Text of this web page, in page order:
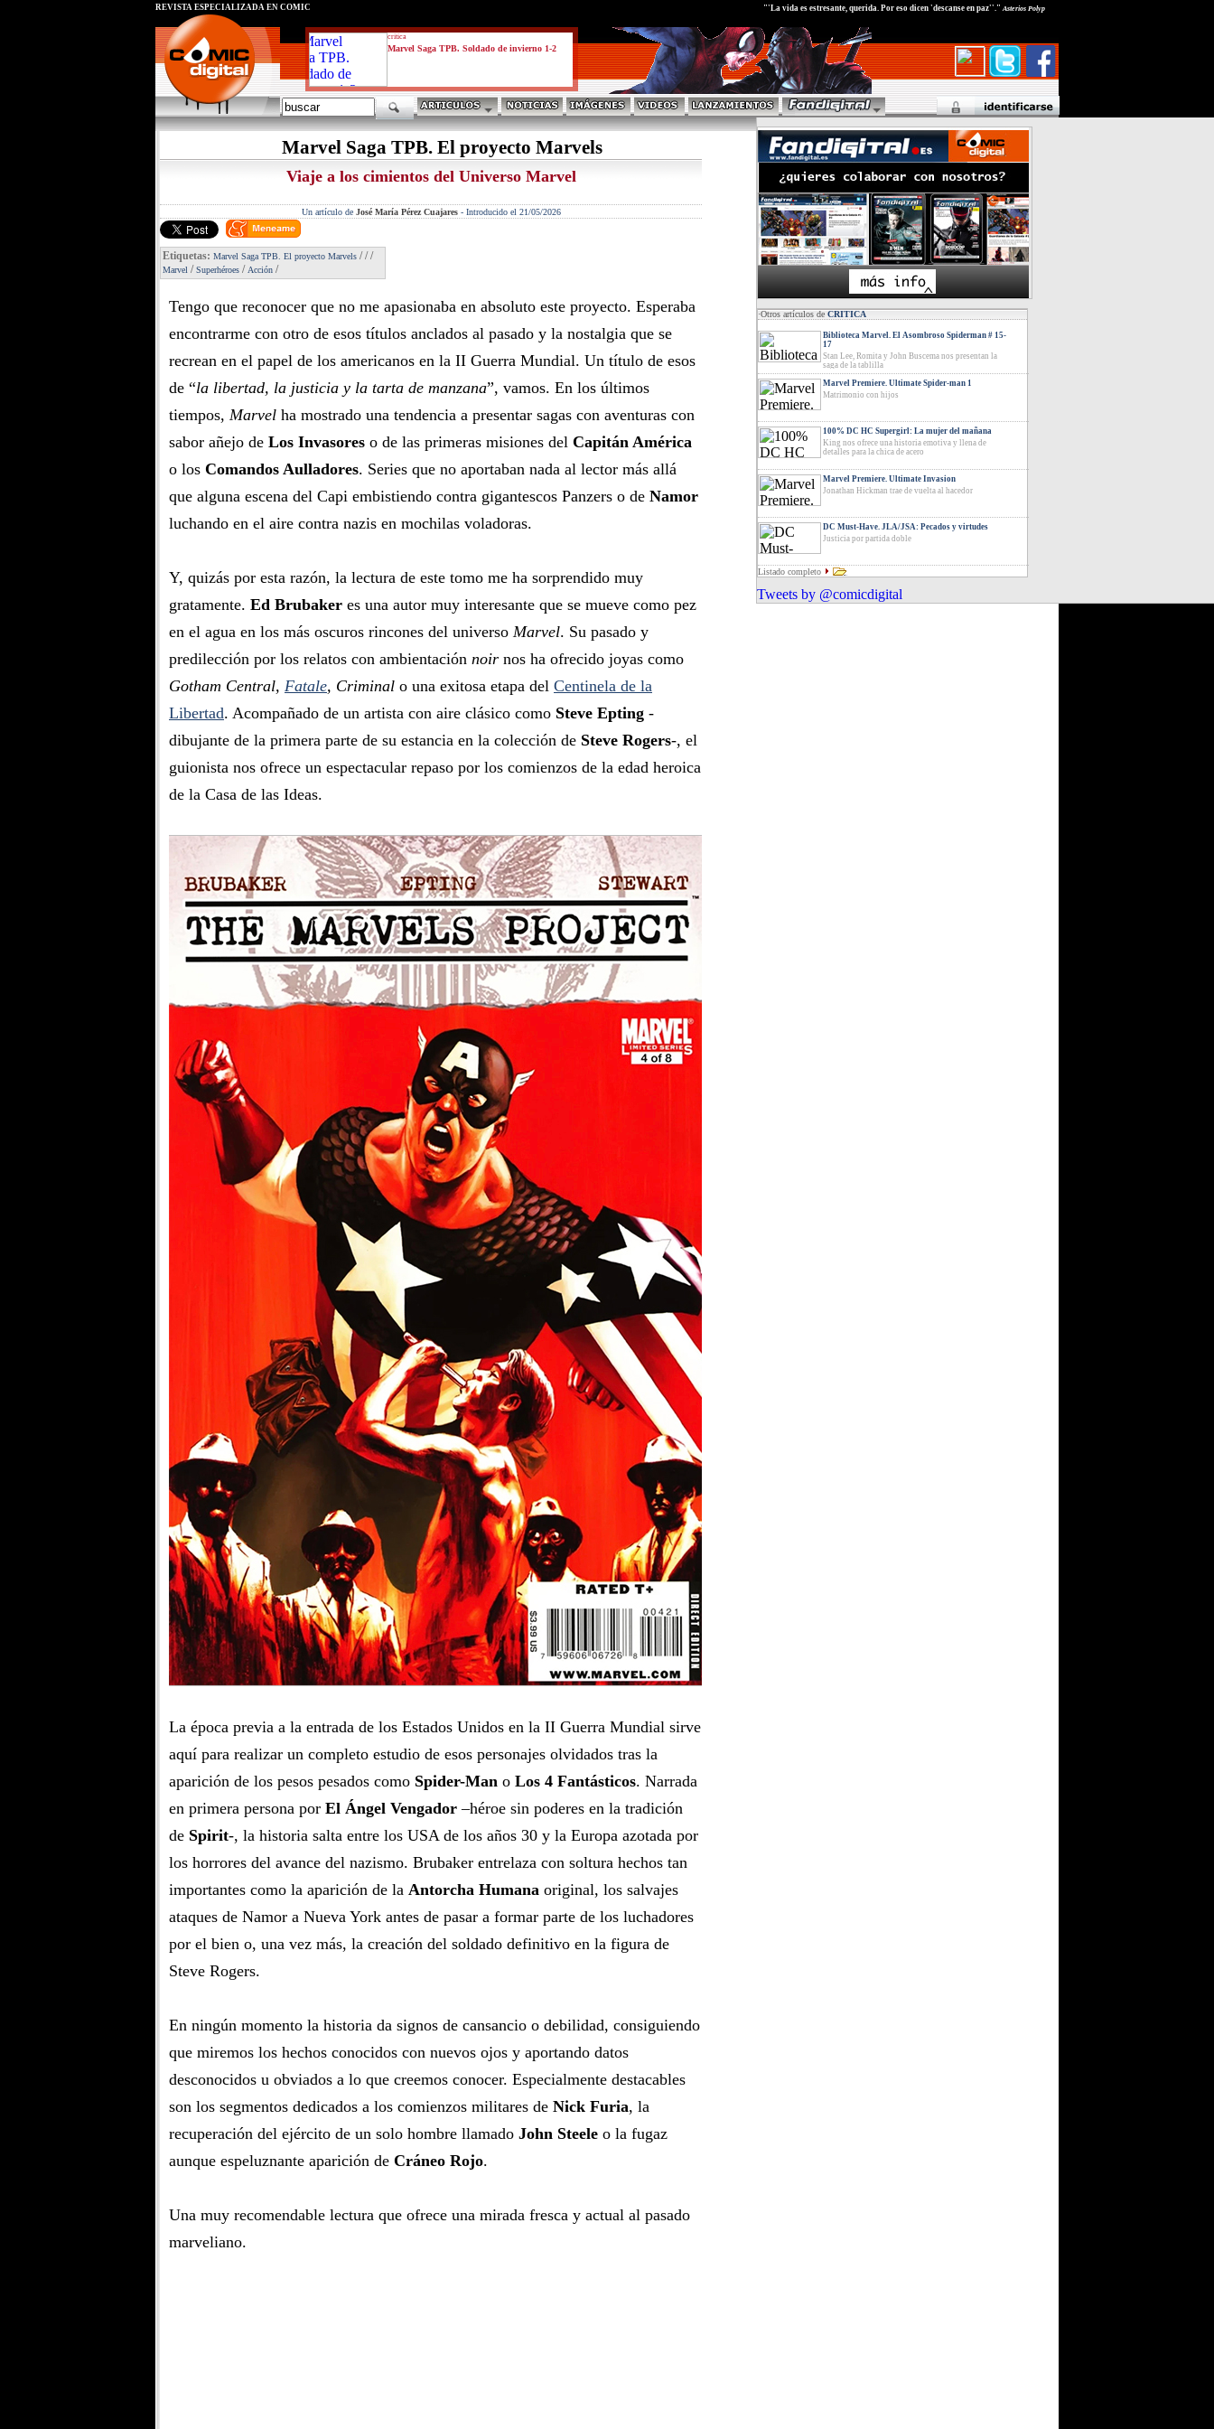
critica
Marvel Saga TPB. Soldado de invierno 1-2
REVISTA ESPECIALIZADA EN CÓMIC "'La vida es estresante, querida. Por eso dicen 'descanse en paz''."Asterios Polyp
Marvel Saga TPB. El proyecto Marvels
Viaje a los cimientos del Universo Marvel
Un artículo de José María Pérez Cuajares- Introducido el 21/05/2026
Etiquetas: Marvel Saga TPB. El proyecto Marvels ///
Marvel /Superhéroes / Acción /
Tengo que reconocer que no me apasionaba en absoluto este proyecto. Esperaba
encontrarme con otro de esos títulos anclados al pasado y la nostalgia que se
recrean en el papel de los americanos en la II Guerra Mundial. Un título de esos
de “la libertad, la justicia y la tarta de manzana”, vamos. En los últimos
tiempos, Marvel ha mostrado una tendencia a presentar sagas con aventuras con
sabor añejo de Los Invasores o de las primeras misiones del Capitán América
o los Comandos Aulladores. Series que no aportaban nada al lector más allá
que alguna escena del Capi embistiendo contra gigantescos Panzers o de Namor
luchando en el aire contra nazis en mochilas voladoras.
Y, quizás por esta razón, la lectura de este tomo me ha sorprendido muy
gratamente. Ed Brubaker es una autor muy interesante que se mueve como pez
en el agua en los más oscuros rincones del universo Marvel. Su pasado y
predilección por los relatos con ambientación noir nos ha ofrecido joyas como
Gotham Central, Fatale, Criminal o una exitosa etapa del Centinela de la
Libertad. Acompañado de un artista con aire clásico como Steve Epting -
dibujante de la primera parte de su estancia en la colección de Steve Rogers-, el
guionista nos ofrece un espectacular repaso por los comienzos de la edad heroica
de la Casa de las Ideas.
La época previa a la entrada de los Estados Unidos en la II Guerra Mundial sirve
aquí para realizar un completo estudio de esos personajes olvidados tras la
aparición de los pesos pesados como Spider-Man o Los 4 Fantásticos. Narrada
en primera persona por El Ángel Vengador –héroe sin poderes en la tradición
de Spirit-, la historia salta entre los USA de los años 30 y la Europa azotada por
los horrores del avance del nazismo. Brubaker entrelaza con soltura hechos tan
importantes como la aparición de la Antorcha Humana original, los salvajes
ataques de Namor a Nueva York antes de pasar a formar parte de los luchadores
por el bien o, una vez más, la creación del soldado definitivo en la figura de
Steve Rogers.
En ningún momento la historia da signos de cansancio o debilidad, consiguiendo
que miremos los hechos conocidos con nuevos ojos y aportando datos
desconocidos u obviados a lo que creemos conocer. Especialmente destacables
son los segmentos dedicados a los comienzos militares de Nick Furia, la
recuperación del ejército de un solo hombre llamado John Steele o la fugaz
aunque espeluznante aparición de Cráneo Rojo.
Una muy recomendable lectura que ofrece una mirada fresca y actual al pasado
marveliano.
·Otros artículos deCRITICA
Biblioteca Marvel. El Asombroso Spiderman # 15-
17
Stan Lee, Romita y John Buscema nos presentan la
saga de la tablilla
Marvel Premiere. Ultimate Spider-man 1
Matrimonio con hijos
100% DC HC Supergirl: La mujer del mañana
King nos ofrece una historia emotiva y llena de
detalles para la chica de acero
Marvel Premiere. Ultimate Invasion
Jonathan Hickman trae de vuelta al hacedor
DC Must-Have. JLA/JSA: Pecados y virtudes
Justicia por partida doble
Listado completo
Tweets by @comicdigital